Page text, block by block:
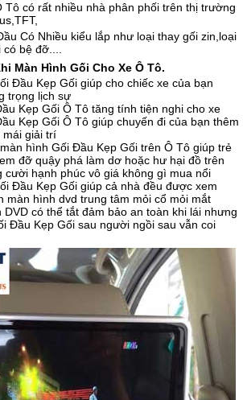
Tô có rất nhiều nhà phân phối trên thị trường
Có Nhiều kiểu lắp như loại thay gối zin,loại
có bệ đỡ....
Màn Hình Gối Cho Xe Ô Tô.
Đầu Kẹp Gối giúp cho chiếc xe của bạn
trọng lịch sự
Kẹp Gối Ô Tô tăng tính tiện nghi cho xe
Kẹp Gối Ô Tô giúp chuyến đi của bạn thêm
mái giải trí
hình Gối Đầu Kẹp Gối trên Ô Tô giúp trẻ
đỡ quậy phá làm dơ hoặc hư hại đồ trên
cười hạnh phúc vô giá không gì mua nổi
Đầu Kẹp Gối giúp cả nhà đều được xem
màn hình dvd trung tâm mỏi cổ mỏi mắt
DVD có thể tắt đảm bảo an toàn khi lái nhưng
Đầu Kẹp Gối sau người ngồi sau vẫn coi